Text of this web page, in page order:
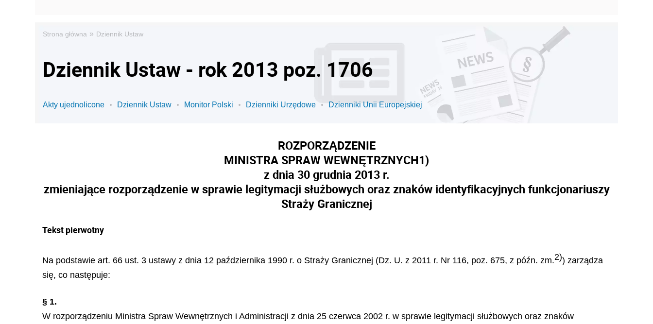
Strona główna » Dziennik Ustaw
Dziennik Ustaw - rok 2013 poz. 1706
Akty ujednolicone Dziennik Ustaw Monitor Polski Dzienniki Urzędowe Dzienniki Unii Europejskiej
ROZPORZĄDZENIE
MINISTRA SPRAW WEWNĘTRZNYCH1)
z dnia 30 grudnia 2013 r.
zmieniające rozporządzenie w sprawie legitymacji służbowych oraz znaków identyfikacyjnych funkcjonariuszy
Straży Granicznej
Tekst pierwotny
Na podstawie art. 66 ust. 3 ustawy z dnia 12 października 1990 r. o Straży Granicznej (Dz. U. z 2011 r. Nr 116, poz. 675, z późn. zm.2)) zarządza
się, co następuje:
§ 1.
W rozporządzeniu Ministra Spraw Wewnętrznych i Administracji z dnia 25 czerwca 2002 r. w sprawie legitymacji służbowych oraz znaków